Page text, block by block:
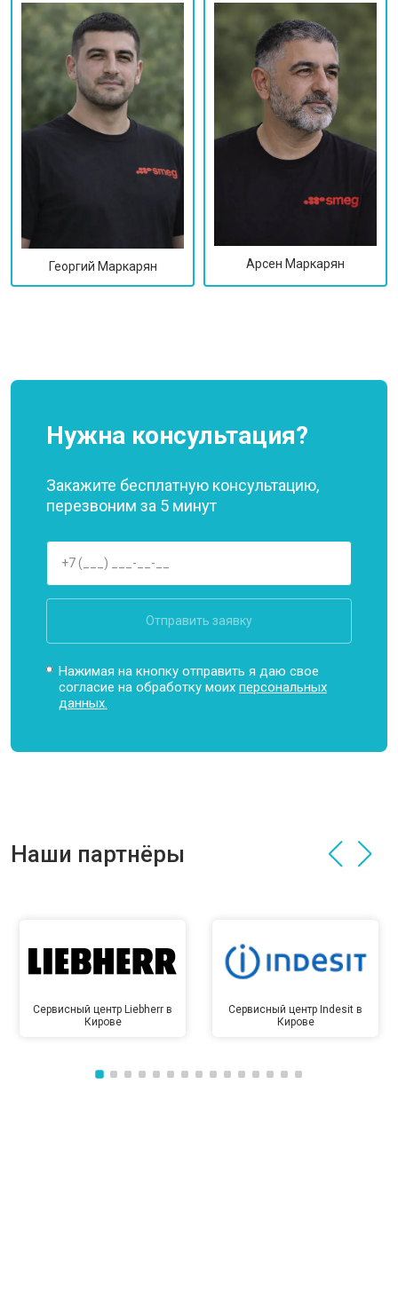
Георгий Маркарян Арсен Маркарян
Нужна консультация?
Закажите бесплатную консультацию,
перезвоним за 5 минут
Отправить заявку
Нажимая на кнопку отправить я даю свое
согласие на обработку моихперсональных
данных.
Наши партнёры
Сервисный центр Liebherr в
Кирове
Сервисный центр Indesit в
Кирове